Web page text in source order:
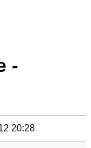
-
20:28